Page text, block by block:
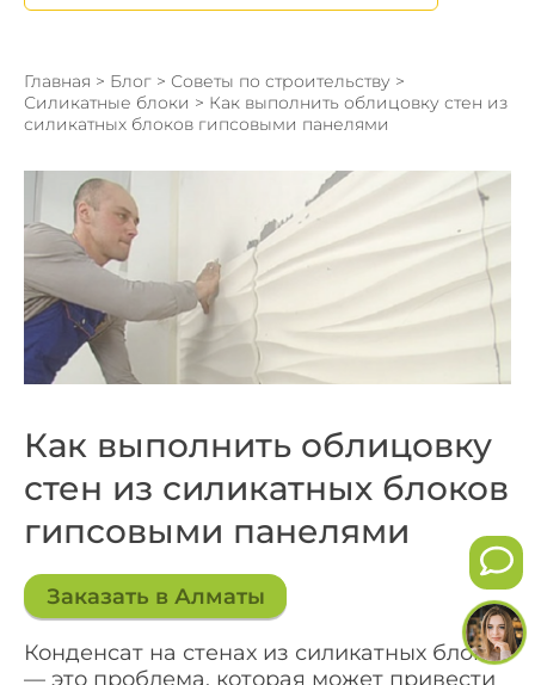
Главная > Блог > Советы по строительству >
Силикатные блоки > Как выполнить облицовку стен из
силикатных блоков гипсовыми панелями
Как выполнить облицовку
стен из силикатных блоков
гипсовыми панелями
Заказать в Алматы
Конденсат на стенах из силикатных блоков
— это проблема, которая может привести